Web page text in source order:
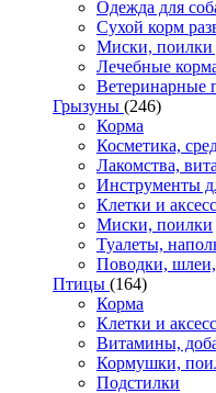
Одежда для
Сухой корм
Миски, поилки
Лечебные
Ветеринарные
Грызуны (246)
Корма
Косметика,
Лакомства,
Инструменты
Клетки и
Миски, поилки
Туалеты,
Поводки, шлеи,
Птицы (164)
Корма
Клетки и
Витамины,
Кормушки,
Подстилки